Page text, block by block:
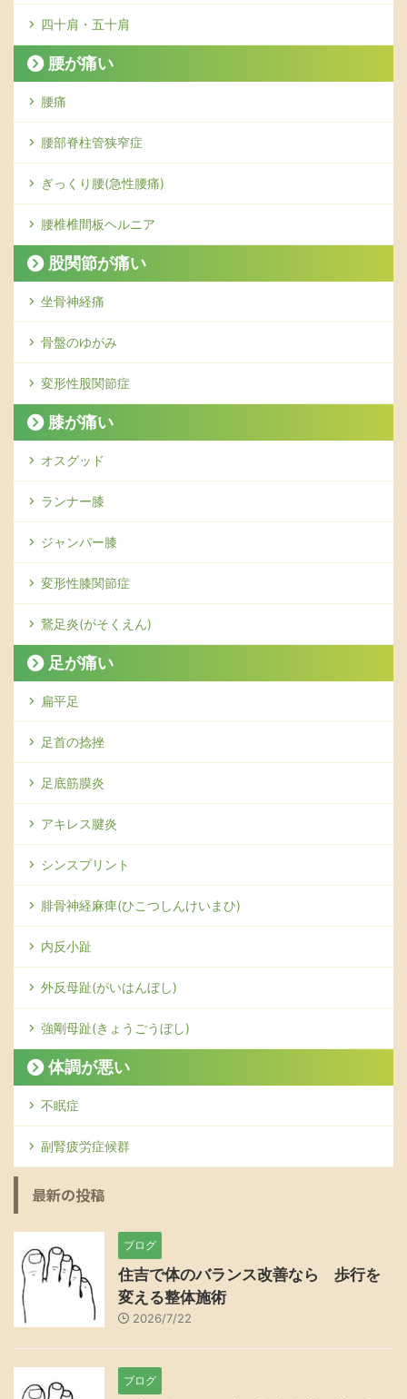
四十肩・五十肩
腰が痛い
腰痛
腰部脊柱管狭窄症
ぎっくり腰(急性腰痛)
腰椎椎間板ヘルニア
股関節が痛い
坐骨神経痛
骨盤のゆがみ
変形性股関節症
膝が痛い
オスグッド
ランナー膝
ジャンパー膝
変形性膝関節症
鵞足炎(がそくえん)
足が痛い
扁平足
足首の捻挫
足底筋膜炎
アキレス腱炎
シンスプリント
腓骨神経麻痺(ひこつしんけいまひ)
内反小趾
外反母趾(がいはんぼし)
強剛母趾(きょうごうぼし)
体調が悪い
不眠症
副腎疲労症候群
最新の投稿
ブログ
住吉で体のバランス改善なら 歩行を
変える整体施術
2026/7/22
ブログ